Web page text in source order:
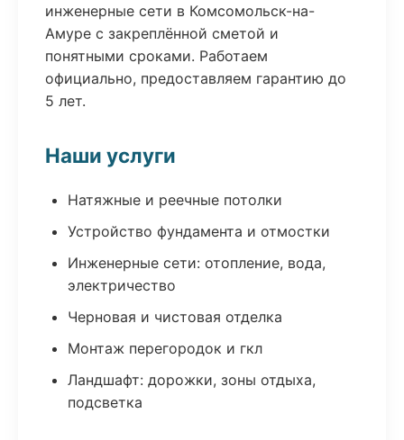
инженерные сети в Комсомольск-на-
Амуре с закреплённой сметой и
понятными сроками. Работаем
официально, предоставляем гарантию до
5 лет.
Наши услуги
Натяжные и реечные потолки
Устройство фундамента и отмостки
Инженерные сети: отопление, вода,
электричество
Черновая и чистовая отделка
Монтаж перегородок и гкл
Ландшафт: дорожки, зоны отдыха,
подсветка